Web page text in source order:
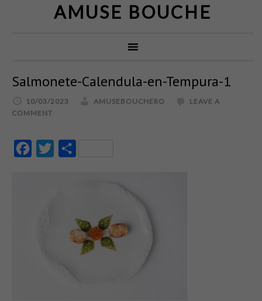
AMUSE BOUCHE
Salmonete-Calendula-en-Tempura-1
10/03/2023 AMUSEBOUCHERO
LEAVE A
COMMENT
FacebookTwitter